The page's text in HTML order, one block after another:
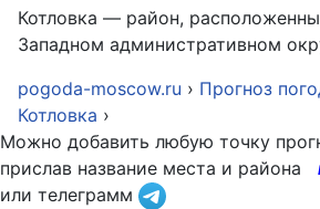
Котловка — район,
Западном административном
pogoda-moscow.ru › Прогноз
Котловка ›
Можно добавить любую точку
прислав название места и района
или телеграмм